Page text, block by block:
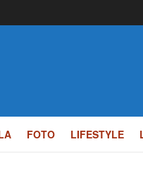
FOTO LIFESTYLE